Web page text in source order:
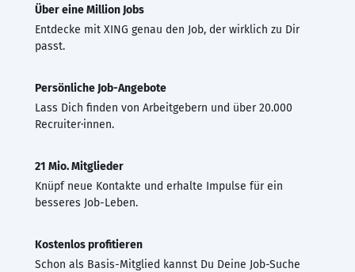
Über eine Million Jobs
Entdecke mit XING genau den Job, der wirklich zu Dir
passt.
Persönliche Job-Angebote
Lass Dich finden von Arbeitgebern und über 20.000
Recruiter·innen.
21 Mio. Mitglieder
Knüpf neue Kontakte und erhalte Impulse für ein
besseres Job-Leben.
Kostenlos profitieren
Schon als Basis-Mitglied kannst Du Deine Job-Suche